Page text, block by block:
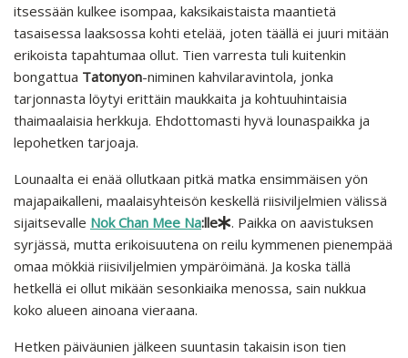
itsessään kulkee isompaa, kaksikaistaista maantietä
tasaisessa laaksossa kohti etelää, joten täällä ei juuri mitään
erikoista tapahtumaa ollut. Tien varresta tuli kuitenkin
bongattua Tatonyon-niminen kahvilaravintola, jonka
tarjonnasta löytyi erittäin maukkaita ja kohtuuhintaisia
thaimaalaisia herkkuja. Ehdottomasti hyvä lounaspaikka ja
lepohetken tarjoaja.
Lounaalta ei enää ollutkaan pitkä matka ensimmäisen yön
majapaikalleni, maalaisyhteisön keskellä riisiviljelmien välissä
sijaitsevalle Nok Chan Mee Na:lle
. Paikka on aavistuksen
syrjässä, mutta erikoisuutena on reilu kymmenen pienempää
omaa mökkiä riisiviljelmien ympäröimänä. Ja koska tällä
hetkellä ei ollut mikään sesonkiaika menossa, sain nukkua
koko alueen ainoana vieraana.
Hetken päiväunien jälkeen suuntasin takaisin ison tien